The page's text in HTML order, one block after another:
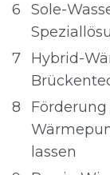
6
Sole-
7
Hybrid-
8
Förderung
lassen